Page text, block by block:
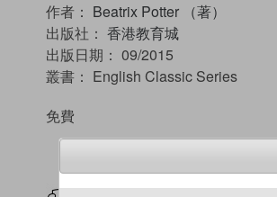
作者： Beatrix Potter （著）
出版社： 香港教育城
出版日期： 09/2015
叢書： English Classic Series
免費
試閲 加入閱